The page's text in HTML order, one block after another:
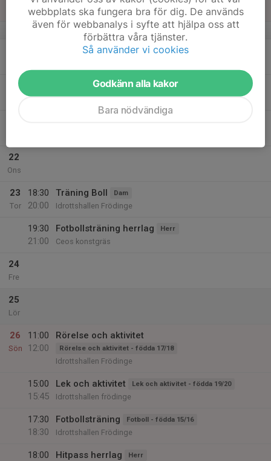
19:00
Body vimmerby
v.4
21
20:00
Träning Boll/Fys Dam
Idrottshallen Frödinge
22
Ons
23
Tor
18:30
20:00
Träning Boll Dam
Idrottshallen Frödinge
19:30
21:00
Fotbollsträning herrlag Herr
Ceos konstgräs
24
Fre
25
Lör
26
Sön
11:00
12:00
Rörelse och aktivitet
Rörelse och aktivitet - födda 17/18
Idrottshallen Frödinge
15:00
15:45
Lek och aktivitet Lek och aktivitet - födda 19/20
Idrottshallen frödinge
17:30
18:30
Fotbollsträning Fotboll - födda 15/16
Idrottshallen Frödinge
18:00
Hitpass herrlag Herr
webbplats ska fungera bra för dig. De används
även för webbanalys i syfte att hjälpa oss att
förbättra våra tjänster.
Så använder vi cookies
Godkänn alla kakor
Bara nödvändiga